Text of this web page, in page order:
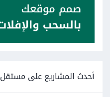
أحدث المشاريع على مستقل